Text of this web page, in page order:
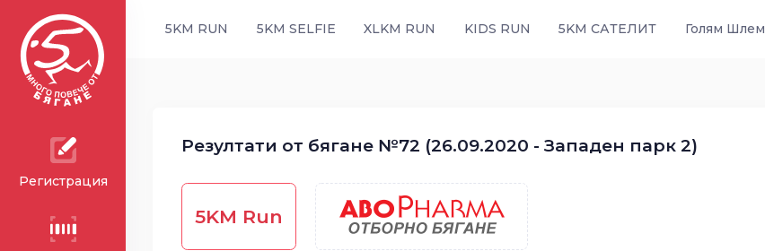
Регистрация
5KM RUN 5KM SELFIE XLKM RUN KIDS RUN 5KM САТЕЛИТ Голям Шлем
Резултати от бягане №72 (26.09.2020 - Западен парк 2)
5KM Run